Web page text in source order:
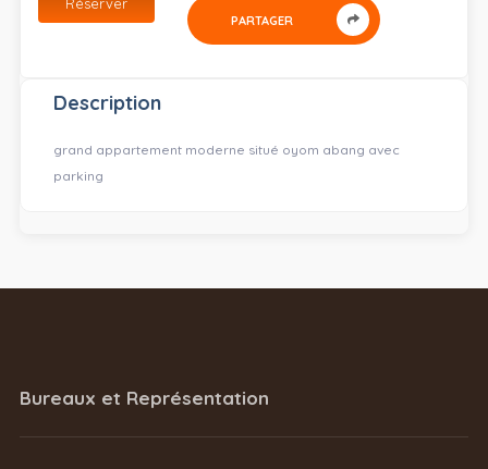
PARTAGER
Description
grand appartement moderne situé oyom abang avec
parking
Bureaux et Représentation